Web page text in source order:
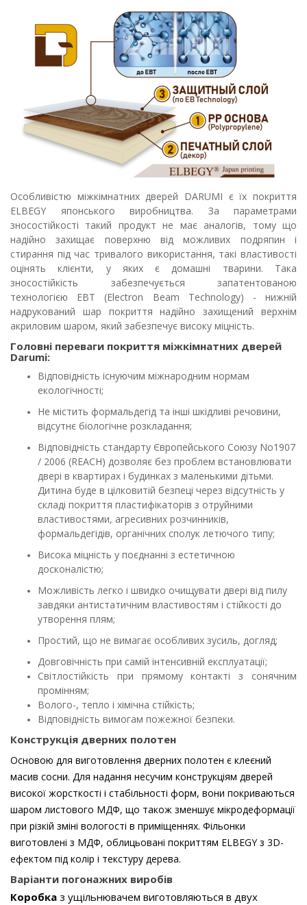
Особливістю міжкімнатних дверей DARUMI є їх покриття
ELBEGY японського виробництва. За параметрами
зносостійкості такий продукт не має аналогів, тому що
надійно захищає поверхню від можливих подряпин і
стирання під час тривалого використання, такі властивості
оцінять клієнти, у яких є домашні тварини. Така
зносостійкість забезпечується запатентованою
технологією EBT (Electron Beam Technology) - нижній
надрукований шар покриття надійно захищений верхнім
акриловим шаром, який забезпечує високу міцність.
Головні переваги покриття міжкімнатних дверей
Darumi:
Відповідність існуючим міжнародним нормам
екологічності;
Не містить формальдегід та інші шкідливі речовини,
відсутнє біологічне розкладання;
Відповідність стандарту Європейського Союзу No1907
/ 2006 (REACH) дозволяє без проблем встановлювати
двері в квартирах і будинках з маленькими дітьми.
Дитина буде в цілковитій безпеці через відсутність у
складі покриття пластифікаторів з отруйними
властивостями, агресивних розчинників,
формальдегідів, органічних сполук летючого типу;
Висока міцність у поєднанні з естетичною
досконалістю;
Можливість легко і швидко очищувати двері від пилу
завдяки антистатичним властивостям і стійкості до
утворення плям;
Простий, що не вимагає особливих зусиль, догляд;
Довговічність при самій інтенсивній експлуатації;
Світлостійкість при прямому контакті з сонячним
промінням;
Волого-, тепло і хімічна стійкість;
Відповідність вимогам пожежної безпеки.
Конструкція дверних полотен
Основою для виготовлення дверних полотен є клеєний
масив сосни. Для надання несучим конструкціям дверей
високої жорсткості і стабільності форм, вони покриваються
шаром листового МДФ, що також зменшує мікродеформації
при різкій зміні вологості в приміщеннях. Фільонки
виготовлені з МДФ, облицьовані покриттям ELBEGY з 3D-
ефектом під колір і текстуру дерева.
Варіанти погонажних виробів
Коробка з ущільнювачем виготовляються в двух